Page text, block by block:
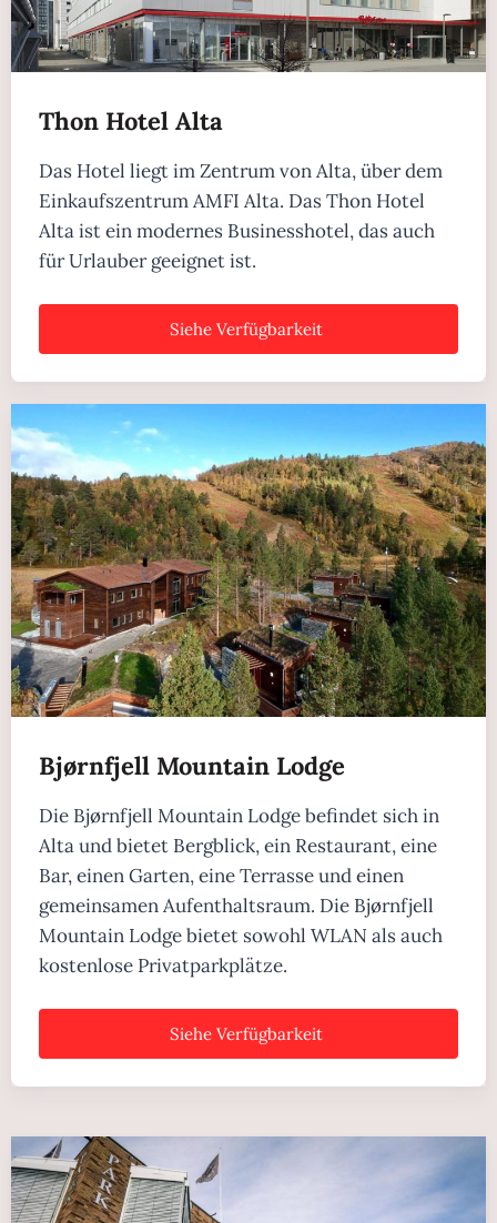
Thon Hotel Alta
Das Hotel liegt im Zentrum von Alta, über dem
Einkaufszentrum AMFI Alta. Das Thon Hotel
Alta ist ein modernes Businesshotel, das auch
für Urlauber geeignet ist.
Siehe Verfügbarkeit
Bjørnfjell Mountain Lodge
Die Bjørnfjell Mountain Lodge befindet sich in
Alta und bietet Bergblick, ein Restaurant, eine
Bar, einen Garten, eine Terrasse und einen
gemeinsamen Aufenthaltsraum. Die Bjørnfjell
Mountain Lodge bietet sowohl WLAN als auch
kostenlose Privatparkplätze.
Siehe Verfügbarkeit